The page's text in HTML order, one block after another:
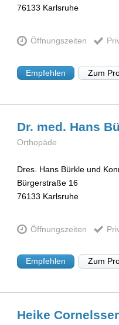
76133 Karlsruhe
Öffnungszeiten
Empfehlen Zum
Dr. med. Hans
Orthopäde
Dres. Hans Bürkle und
Bürgerstraße 16
76133 Karlsruhe
Öffnungszeiten
Empfehlen Zum
Heike